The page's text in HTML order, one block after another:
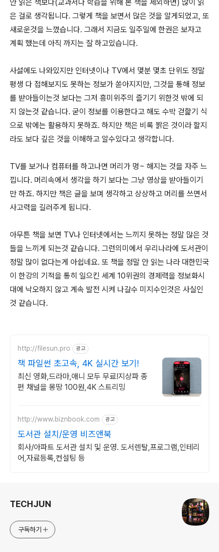
안 읽은 책보다(교과서나 학습을 위해 본 책을 제외하면) 많이 읽
은 걸로 생각됩니다. 그렇게 책을 보면서 많은 것을 알게되었고, 또
새로운것을 느꼈습니다. 그래서 지금도 일주일에 한권은 보자고
계획 했는데 아직 까지는 잘 하고있습니다.
사섫에도 나와있지만 인터넷이나 TV에서 몇분 몇초 단위도 정말
평생 다 접해보지도 못하는 정보가 쏟아지지만, 그것을 통해 정보
를 받아들이는것 보다는 그저 흥미위주의 즐기기 위한것 밖에 되
지 않는것 같습니다. 굳이 정보를 이용한다고 해도 수박 걷핥기 식
으로 밖에는 활용하지 못하죠. 하지만 책은 비록 짥은 것이라 할지
라도 보다 깊은 것을 이해하고 알수있다고 생각합니다.
TV를 보거나 컴퓨터를 하고나면 머리가 멍~ 해지는 것을 자주 느
낍니다. 머리속에서 생각을 하기 보다는 그냥 영상을 받아들이기
만 하죠. 하지만 책은 글을 보며 생각하고 상상하고 머리를 쓰면서
사고력을 길러주게 됩니다.
아무튼 책을 보면 TV나 인터넷에서는 느끼지 못하는 정말 많은 것
들을 느끼게 되는것 같습니다. 그런의미에서 우리나라에 도서관이
정말 많이 없다는게 아쉽네요. 또 책을 정말 안 읽는 나라 대한민국
이 한강의 기적을 통히 일으킨 세계 10위권의 경제력을 정보화시
대에 낙오하지 않고 계속 발전 시켜 나갈수 미지수인것은 사실인
것 같습니다.
http://filesun.pro 광고
책 파일썬 초고속, 4K 실시간 보기!
최신 영화,드라마,애니 모두 무료!지상파 종
편 채널을 몽땅 100원,4K 스트리밍
http://www.biznbook.com 광고
도서관 설치/운영 비즈앤북
회사/아파트 도서관 설치 및 운영. 도서렌탈,프로그램,인테리
어,자료등록,컨설팅 등
TECHJUN
구독하기